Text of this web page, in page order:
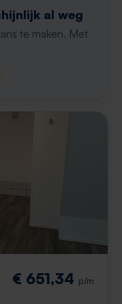
al weg
te maken. Met
€ 651,34 p/m